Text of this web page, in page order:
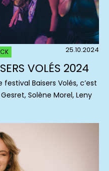
25.10.2024
VOLÉS 2024
Baisers Volés, c’est
Solène Morel, Leny